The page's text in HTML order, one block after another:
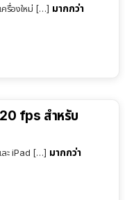
ครื่องใหม่ […] มากกว่า
fps สำหรับ
ละ iPad […] มากกว่า